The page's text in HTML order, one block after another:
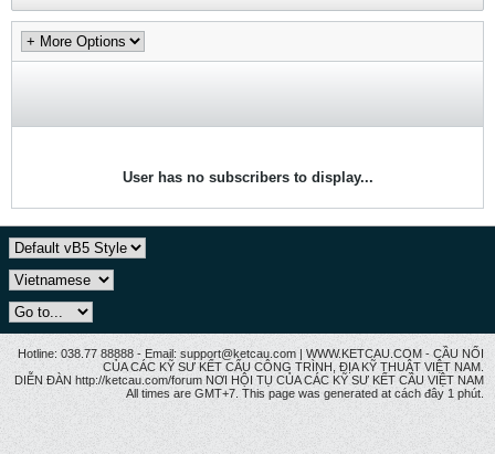
User has no subscribers to display...
Hotline: 038.77 88888 - Email: support@ketcau.com | WWW.KETCAU.COM - CẦU NỐI
CỦA CÁC KỸ SƯ KẾT CẤU CÔNG TRÌNH, ĐỊA KỸ THUẬT VIỆT NAM.
DIỄN ĐÀN http://ketcau.com/forum NƠI HỘI TỤ CỦA CÁC KỸ SƯ KẾT CÂU VIỆT NAM
All times are GMT+7. This page was generated at cách đây 1 phút.